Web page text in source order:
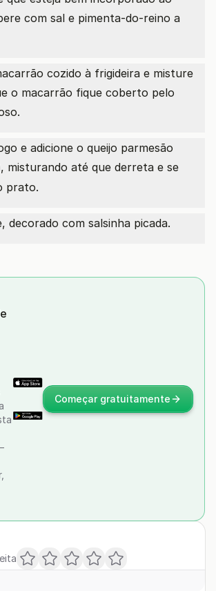
com sal e pimenta-do-reino a
cozido à frigideira e misture
o macarrão fique coberto pelo
e adicione o queijo parmesão
, misturando até que derreta e se
prato.
decorado com salsinha picada.
Começar gratuitamente